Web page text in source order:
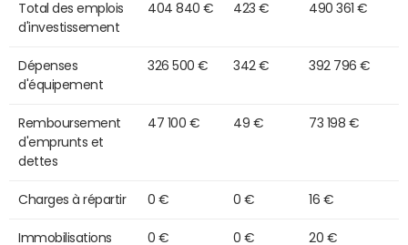
Total des emplois
d'investissement
404 840 € 423 € 490 361 €
Dépenses
d'équipement
326 500 € 342 € 392 796 €
Remboursement
d'emprunts et
dettes
47 100 € 49 € 73 198 €
Charges à répartir 0 € 0 € 16 €
Immobilisations
0 € 0 € 20 €